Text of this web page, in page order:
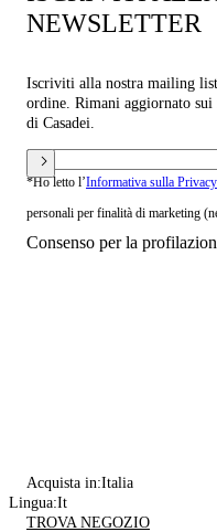
NEWSLETTER
Iscriviti alla nostra mailing
ordine. Rimani aggiornato
di Casadei.
*Ho letto l’Informativa sulla Privacy
personali per finalità di marketing
Consenso per la
Acquista in:Italia
Lingua:It
TROVA NEGOZIO